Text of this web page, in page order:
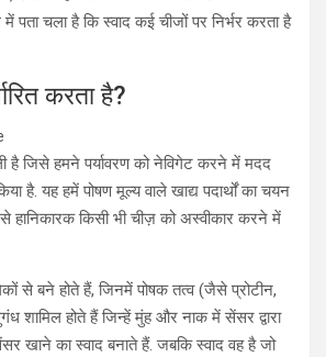
पता चला है कि स्वाद कई चीजों पर निर्भर करता है
करता है?
है जिसे हमने पर्यावरण को नेविगेट करने में मदद
है. यह हमें पोषण मूल्य वाले खाद्य पदार्थों का चयन
किसी भी चीज़ को अस्वीकार करने में
से बने होते हैं, जिनमें पोषक तत्व (जैसे प्रोटीन,
शामिल होते हैं जिन्हें मुंह और नाक में सेंसर द्वारा
खाने का स्वाद बनाते हैं. जबकि स्वाद वह है जो